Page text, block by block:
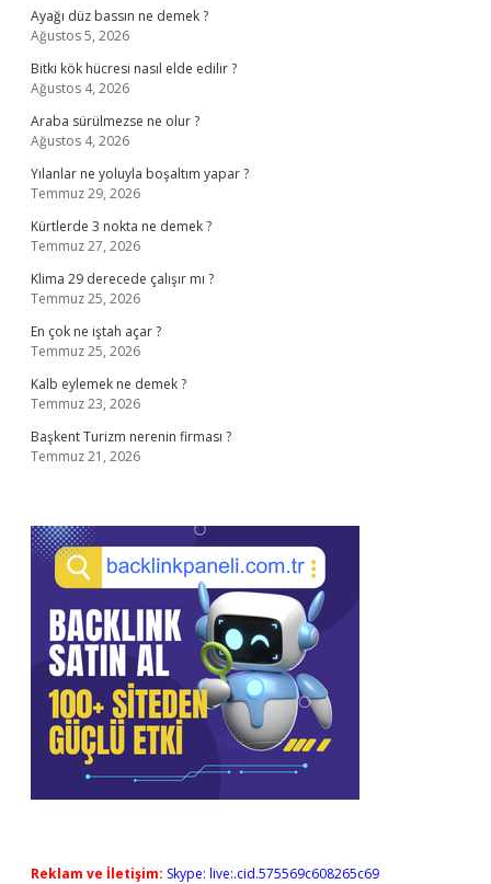
Ayağı düz bassın ne demek ?
Ağustos 5, 2026
Bitki kök hücresi nasıl elde edilir ?
Ağustos 4, 2026
Araba sürülmezse ne olur ?
Ağustos 4, 2026
Yılanlar ne yoluyla boşaltım yapar ?
Temmuz 29, 2026
Kürtlerde 3 nokta ne demek ?
Temmuz 27, 2026
Klima 29 derecede çalışır mı ?
Temmuz 25, 2026
En çok ne iştah açar ?
Temmuz 25, 2026
Kalb eylemek ne demek ?
Temmuz 23, 2026
Başkent Turizm nerenin firması ?
Temmuz 21, 2026
Reklam ve İletişim: Skype: live:.cid.575569c608265c69